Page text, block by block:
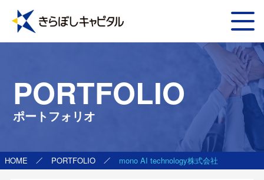
PORTFOLIO
ポートフォリオ
HOME PORTFOLIO mono AI technology株式会社